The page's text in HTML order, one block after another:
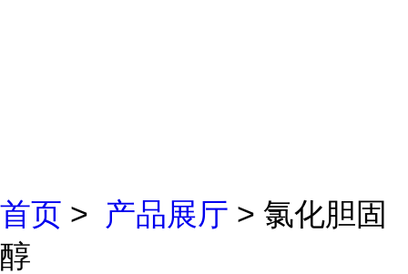
首页 > 产品展厅 > 氯化胆固
醇